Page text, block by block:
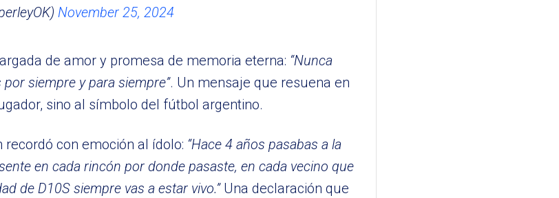
November 25, 2024
de amor y promesa de memoria eterna: “Nunca
siempre y para siempre”. Un mensaje que resuena en
sino al símbolo del fútbol argentino.
recordó con emoción al ídolo: “Hace 4 años pasabas a la
en cada rincón por donde pasaste, en cada vecino que
de D10S siempre vas a estar vivo.”Una declaración que